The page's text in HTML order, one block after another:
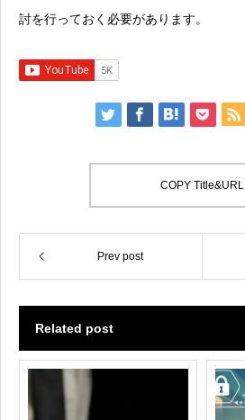
討を行っておく必要があります。
COPY Title&URL
Prev post
Related post